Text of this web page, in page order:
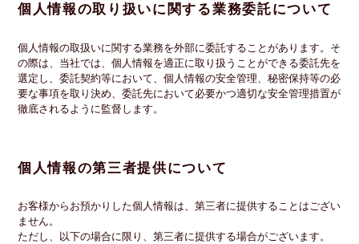
個人情報の取り扱いに関する業務委託について
個人情報の取扱いに関する業務を外部に委託することがあります。そ
の際は、当社では、個人情報を適正に取り扱うことができる委託先を
選定し、委託契約等において、個人情報の安全管理、秘密保持等の必
要な事項を取り決め、委託先において必要かつ適切な安全管理措置が
徹底されるように監督します。
個人情報の第三者提供について
お客様からお預かりした個人情報は、第三者に提供することはござい
ません。
ただし、以下の場合に限り、第三者に提供する場合がございます。